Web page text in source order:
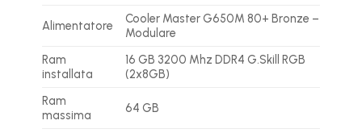
Alimentatore
Cooler Master G650M 80+ Bronze –
Modulare
Ram
installata
16 GB 3200 Mhz DDR4 G.Skill RGB
(2x8GB)
Ram
massima
64 GB